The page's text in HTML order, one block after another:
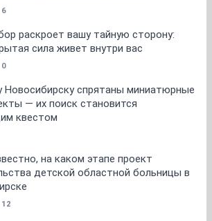
6
раскроет вашу тайную сторону:
сила живет внутри вас
0
Новосибирску спрятаны миниатюрные
— их поиск становится
квестом
на каком этапе проект
детской областной больницы в
12